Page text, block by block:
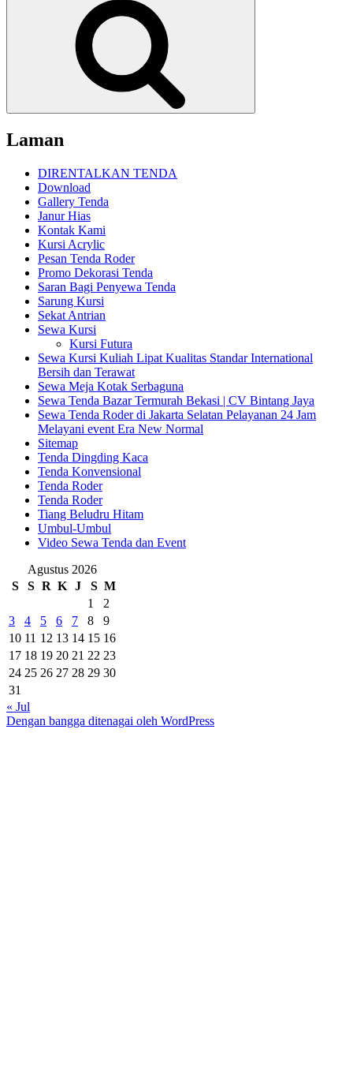
Laman
DIRENTALKAN TENDA
Download
Gallery Tenda
Janur Hias
Kontak Kami
Kursi Acrylic
Pesan Tenda Roder
Promo Dekorasi Tenda
Saran Bagi Penyewa Tenda
Sarung Kursi
Sekat Antrian
Sewa Kursi
Kursi Futura
Sewa Kursi Kuliah Lipat Kualitas Standar International
Bersih dan Terawat
Sewa Meja Kotak Serbaguna
Sewa Tenda Bazar Termurah Bekasi | CV Bintang Jaya
Sewa Tenda Roder di Jakarta Selatan Pelayanan 24 Jam
Melayani event Era New Normal
Sitemap
Tenda Dingding Kaca
Tenda Konvensional
Tenda Roder
Tenda Roder
Tiang Beludru Hitam
Umbul-Umbul
Video Sewa Tenda dan Event
Agustus 2026
S
S R K J S M
1
2
3
4 5 6 7 8
9
10 11 12 13 14 15 16
17 18 19 20 21 22 23
24 25 26 27 28 29 30
31
« Jul
Dengan bangga ditenagai oleh WordPress